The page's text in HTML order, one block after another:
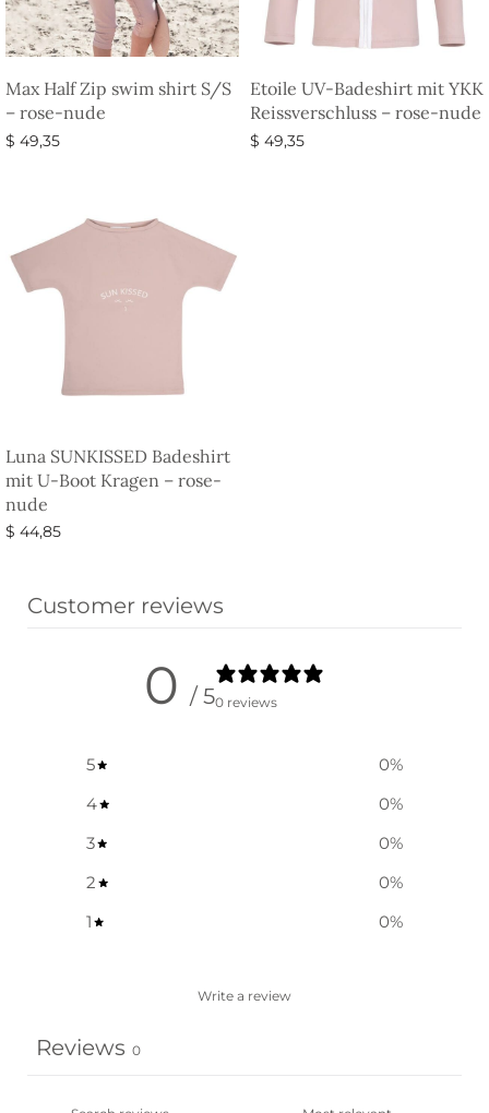
Max Half Zip swim shirt S/S
– rose-nude
$ 49,35
Etoile UV-Badeshirt mit YKK
Reissverschluss – rose-nude
$ 49,35
Luna SUNKISSED Badeshirt
mit U-Boot Kragen – rose-
nude
$ 44,85
Customer reviews
0 / 50 reviews
5 0%
4
0%
3
0%
2
0%
1
0%
Write a review
Reviews 0